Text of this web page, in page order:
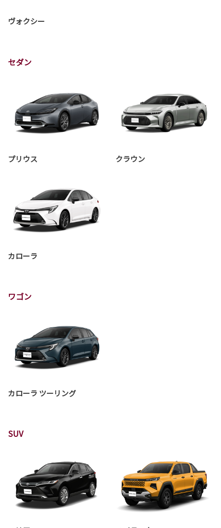
ヴォクシー
セダン
プリウス クラウン
カローラ
ワゴン
カローラ ツーリング
SUV